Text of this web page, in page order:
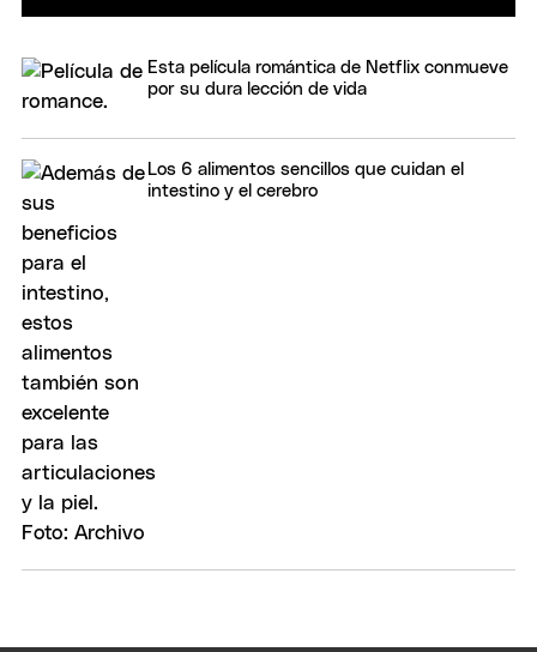
Esta película romántica de Netflix conmueve
por su dura lección de vida
Los 6 alimentos sencillos que cuidan el
intestino y el cerebro